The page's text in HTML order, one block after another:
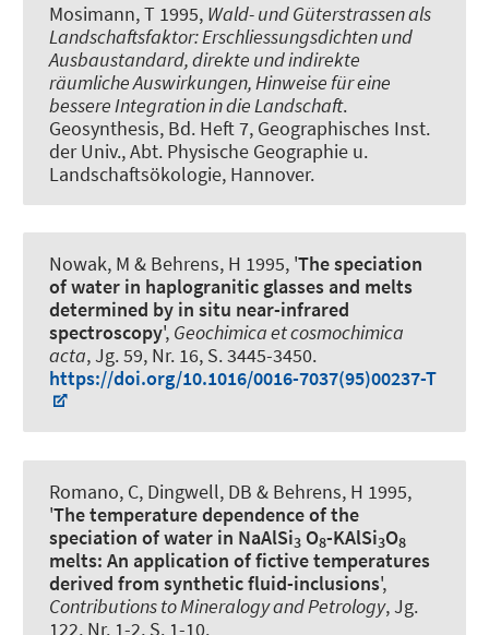
Mosimann, T 1995, Wald- und Güterstrassen als
Landschaftsfaktor: Erschliessungsdichten und
Ausbaustandard, direkte und indirekte
räumliche Auswirkungen, Hinweise für eine
bessere Integration in die Landschaft.
Geosynthesis, Bd. Heft 7, Geographisches Inst.
der Univ., Abt. Physische Geographie u.
Landschaftsökologie, Hannover.
Nowak, M & Behrens, H 1995, 'The speciation
of water in haplogranitic glasses and melts
determined by in situ near-infrared
spectroscopy', Geochimica et cosmochimica
acta, Jg. 59, Nr. 16, S. 3445-3450.
https://doi.org/10.1016/0016-7037(95)00237-T
Romano, C, Dingwell, DB & Behrens, H 1995,
'The temperature dependence of the
speciation of water in NaAlSi3 O8-KAlSi3O8
melts: An application of fictive temperatures
derived from synthetic fluid-inclusions',
Contributions to Mineralogy and Petrology, Jg.
122, Nr. 1-2, S. 1-10.